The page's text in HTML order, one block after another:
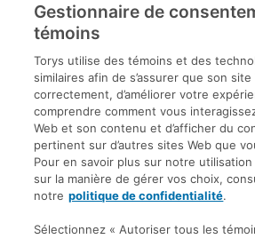
Inscrivez-vous aux publications de Torys
commentaires, notre calendrier de
plus encore.
© 2026 Société d'avocats Torys
réservés.
Politique de protection des renseignements
Droit d’auteur
Avis de non-responsabilité
Gestionnaire de
témoins
Torys utilise des témoins et des
similaires afin de s’assurer que son
correctement, d’améliorer votre
comprendre comment vous
Web et son contenu et d’afficher du
pertinent sur d’autres sites Web que
Pour en savoir plus sur notre
sur la manière de gérer vos choix,
notre politique de confidentialité.
Sélectionnez « Autoriser tous les